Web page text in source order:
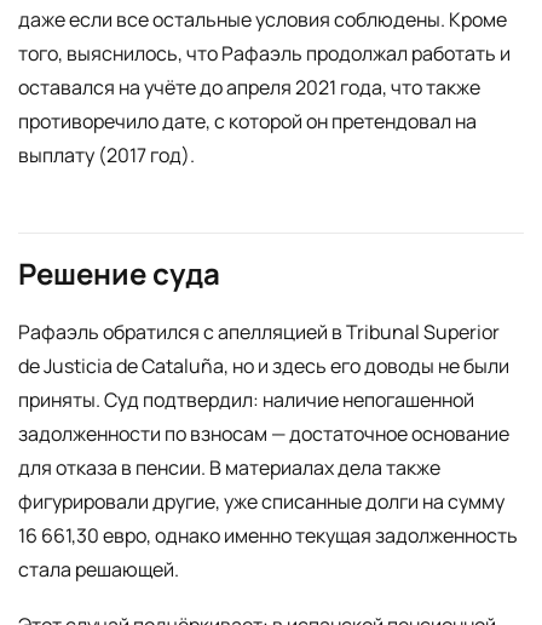
даже если все остальные условия соблюдены. Кроме
того, выяснилось, что Рафаэль продолжал работать и
оставался на учёте до апреля 2021 года, что также
противоречило дате, с которой он претендовал на
выплату (2017 год).
Решение суда
Рафаэль обратился с апелляцией в Tribunal Superior
de Justicia de Cataluña, но и здесь его доводы не были
приняты. Суд подтвердил: наличие непогашенной
задолженности по взносам — достаточное основание
для отказа в пенсии. В материалах дела также
фигурировали другие, уже списанные долги на сумму
16 661,30 евро, однако именно текущая задолженность
стала решающей.